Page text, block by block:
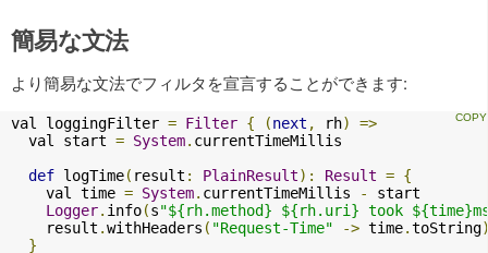
簡易な文法
より簡易な文法でフィルタを宣言することができます:
val loggingFilter = Filter { (next , rh)
=>
  val start
= System. currentTimeMillis
def logTime( result : PlainResult): Result = {
    val time
= System. currentTimeMillis -
start
Logger. info(s"${rh.method} ${rh.uri} took
    result
.withHeaders ( "Request-Time" -> time.toString
}